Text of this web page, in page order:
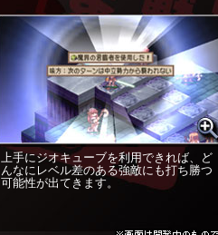
上手にジオキューブを利用できれば、ど
んなにレベル差のある強敵にも打ち勝つ
可能性が出てきます。